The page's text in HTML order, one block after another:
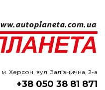
м. Херсон, вул. Залізнична, 2-а
+38 050 38 81 871